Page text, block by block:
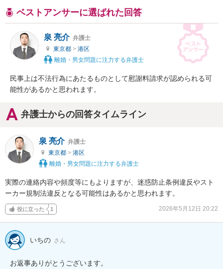
ベストアンサーに選ばれた回答
泉 亮介 弁護士
東京都 > 港区
離婚・男女問題に注力する弁護士
民事上は不法行為にあたるものとして慰謝料請求が認められる可
能性があるかと思われます。
弁護士からの回答タイムライン
泉 亮介 弁護士
東京都 > 港区
離婚・男女問題に注力する弁護士
実際の連絡内容や頻度等にもよりますが、迷惑防止条例違反やスト
ーカー規制法違反となる可能性はあるかと思われます。
役に立った 1 2026年5月12日 20:22
いちの さん
お返事ありがとうございます。